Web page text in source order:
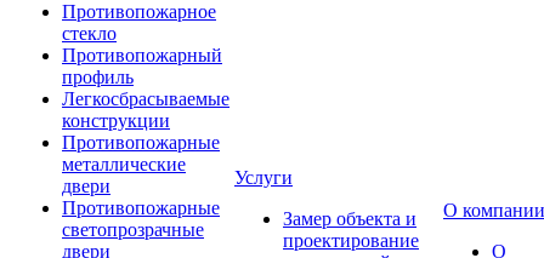
Противопожарное
стекло
Противопожарный
профиль
Легкосбрасываемые
конструкции
Противопожарные
металлические
двери
Противопожарные
светопрозрачные
двери
Услуги
Замер объекта и
проектирование
О компании
О